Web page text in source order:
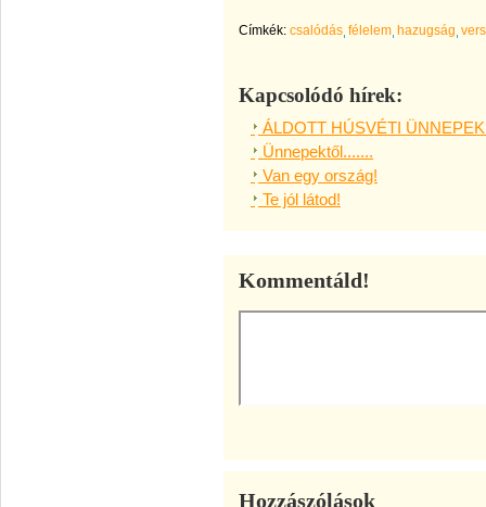
Címkék: csalódás félelem hazugság vers
Kapcsolódó hírek:
ÁLDOTT HÚSVÉTI
Ünnepektől.......
Van egy ország!
Te jól látod!
Kommentáld!
Hozzászólások